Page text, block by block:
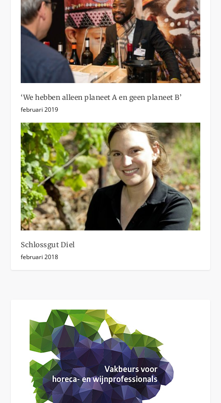
‘We hebben alleen planeet A en geen planeet B’
februari 2019
Schlossgut Diel
februari 2018